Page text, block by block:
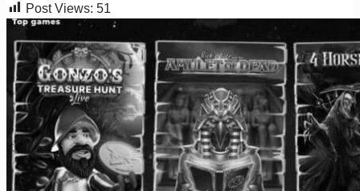
Post Views: 51